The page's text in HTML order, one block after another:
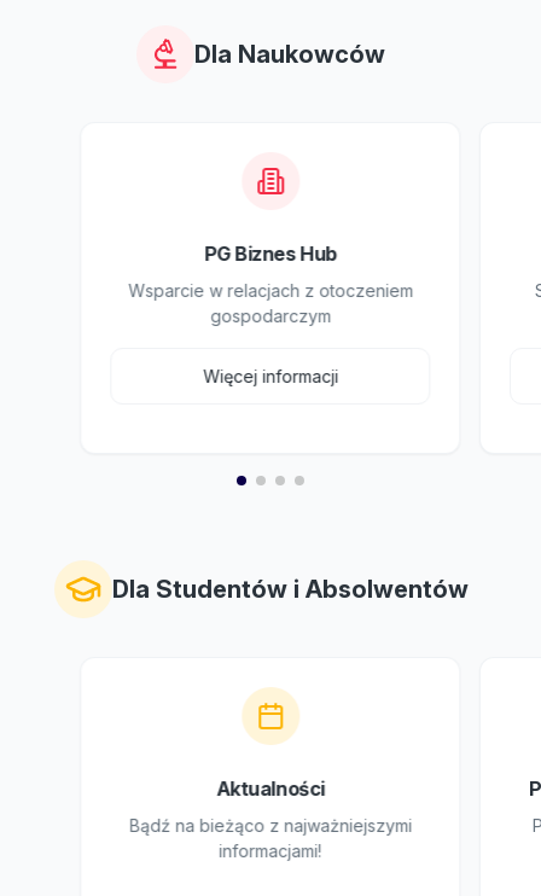
Dla Naukowców
PG Biznes Hub
Wsparcie w relacjach z otoczeniem
gospodarczym
Więcej informacji
Dla Studentów i Absolwentów
Aktualności
Bądź na bieżąco z najważniejszymi
informacjami!